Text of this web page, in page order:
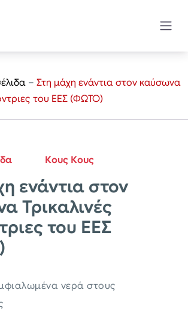
– Στη μάχη ενάντια στον καύσωνα
του ΕΕΣ (ΦΩΤΟ)
Κους Κους
ενάντια στον
Τρικαλινές
του ΕΕΣ
νερά στους